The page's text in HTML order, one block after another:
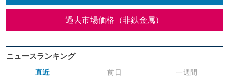
過去市場価格（非鉄金属）
ニュースランキング
直近
前日 一週間